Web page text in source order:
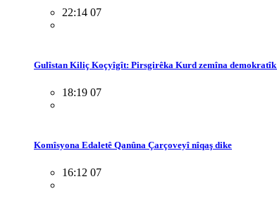
22:14 07
Gulîstan Kiliç Koçyîgît: Pirsgirêka Kurd zemîna
18:19 07
Komîsyona Edaletê Qanûna Çarçoveyî nîqaş dike
16:12 07